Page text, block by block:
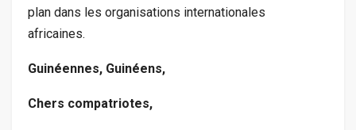
plan dans les organisations internationales
africaines.
Guinéennes, Guinéens,
Chers compatriotes,